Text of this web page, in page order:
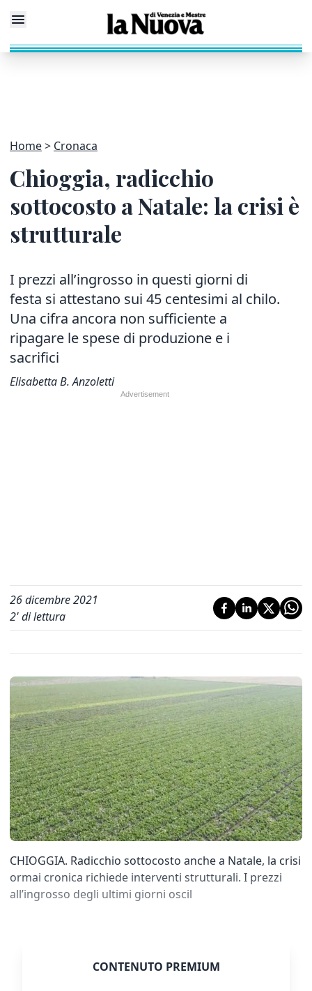
Home Cronaca
Chioggia, radicchio
sottocosto a Natale: la crisi è
strutturale
I prezzi all’ingrosso in questi giorni di
festa si attestano sui 45 centesimi al chilo.
Una cifra ancora non sufficiente a
ripagare le spese di produzione e i
sacrifici
Elisabetta B. Anzoletti
26 dicembre 2021
2' di lettura
CHIOGGIA. Radicchio sottocosto anche a Natale, la crisi
ormai cronica richiede interventi strutturali. I prezzi
all’ingrosso degli ultimi giorni oscil
CONTENUTO PREMIUM